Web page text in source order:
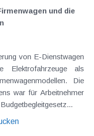
und die
von E-Dienstwagen
Elektrofahrzeuge als
Die
war für Arbeitnehmer